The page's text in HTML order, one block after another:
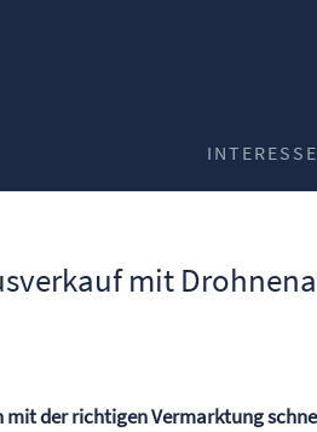
mit
mit der richtigen Vermarktung